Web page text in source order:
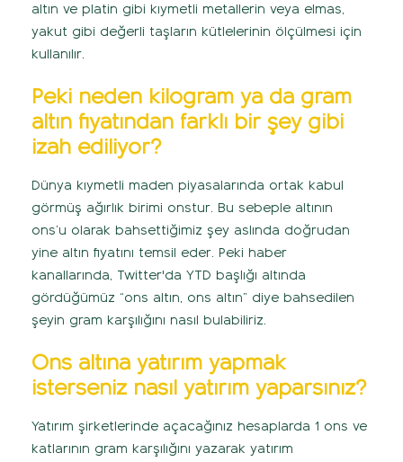
altın ve platin gibi kıymetli metallerin veya elmas,
yakut gibi değerli taşların kütlelerinin ölçülmesi için
kullanılır.
Peki neden kilogram ya da gram
altın fiyatından farklı bir şey gibi
izah ediliyor?
Dünya kıymetli maden piyasalarında ortak kabul
görmüş ağırlık birimi onstur. Bu sebeple altının
ons’u olarak bahsettiğimiz şey aslında doğrudan
yine altın fiyatını temsil eder. Peki haber
kanallarında, Twitter'da YTD başlığı altında
gördüğümüz “ons altın, ons altın” diye bahsedilen
şeyin gram karşılığını nasıl bulabiliriz.
Ons altına yatırım yapmak
isterseniz nasıl yatırım yaparsınız?
Yatırım şirketlerinde açacağınız hesaplarda 1 ons ve
katlarının gram karşılığını yazarak yatırım